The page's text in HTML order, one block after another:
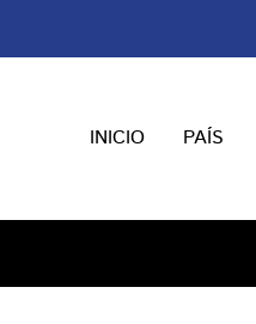
INICIO PAÍS